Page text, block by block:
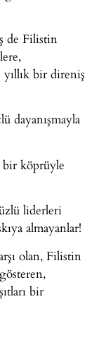
de Filistin
bir direniş
dayanışmayla
bir köprüyle
liderleri
almayanlar!
olan, Filistin
bir